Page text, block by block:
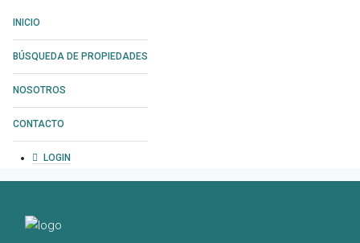
INICIO
BÚSQUEDA DE PROPIEDADES
NOSOTROS
CONTACTO
LOGIN